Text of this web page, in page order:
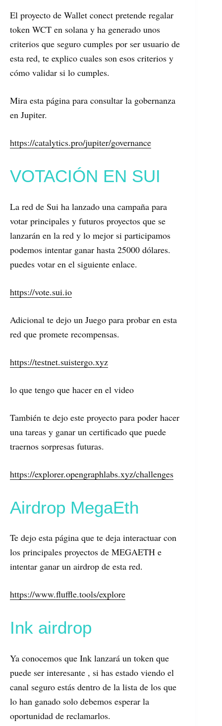
El proyecto de Wallet conect pretende regalar
token WCT en solana y ha generado unos
criterios que seguro cumples por ser usuario de
esta red, te explico cuales son esos criterios y
cómo validar si lo cumples.
Mira esta página para consultar la gobernanza
en Jupiter.
https://catalytics.pro/jupiter/governance
VOTACIÓN EN SUI
La red de Sui ha lanzado una campaña para
votar principales y futuros proyectos que se
lanzarán en la red y lo mejor si participamos
podemos intentar ganar hasta 25000 dólares.
puedes votar en el siguiente enlace.
https://vote.sui.io
Adicional te dejo un Juego para probar en esta
red que promete recompensas.
https://testnet.suistergo.xyz
lo que tengo que hacer en el video
También te dejo este proyecto para poder hacer
una tareas y ganar un certificado que puede
traernos sorpresas futuras.
https://explorer.opengraphlabs.xyz/challenges
Airdrop MegaEth
Te dejo esta página que te deja interactuar con
los principales proyectos de MEGAETH e
intentar ganar un airdrop de esta red.
https://www.fluffle.tools/explore
Ink airdrop
Ya conocemos que Ink lanzará un token que
puede ser interesante , si has estado viendo el
canal seguro estás dentro de la lista de los que
lo han ganado solo debemos esperar la
oportunidad de reclamarlos.